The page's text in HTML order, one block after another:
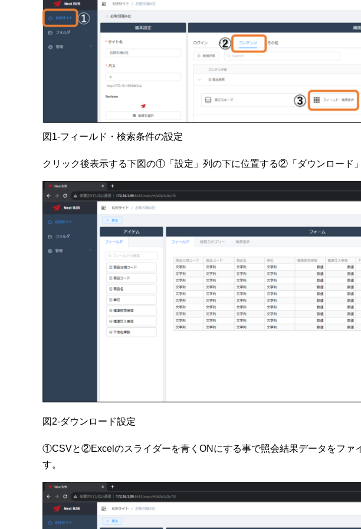
図1-フィールド・検索条件の設定
クリック後表示する下図の①「設定」列の下に位置する②「ダウンロード
図2-ダウンロード設定
①CSVと②Excelのスライダーを青くONにする事で照会結果データをファ
す。